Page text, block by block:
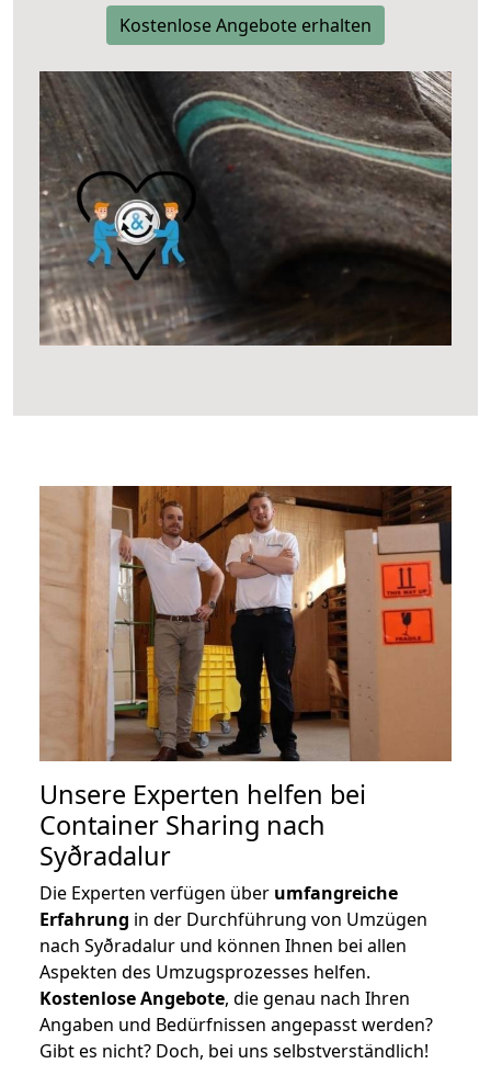
Kostenlose Angebote erhalten
Unsere Experten helfen bei
Container Sharing nach
Syðradalur
Die Experten verfügen über umfangreiche
Erfahrung in der Durchführung von Umzügen
nach Syðradalur und können Ihnen bei allen
Aspekten des Umzugsprozesses helfen.
Kostenlose Angebote, die genau nach Ihren
Angaben und Bedürfnissen angepasst werden?
Gibt es nicht? Doch, bei uns selbstverständlich!